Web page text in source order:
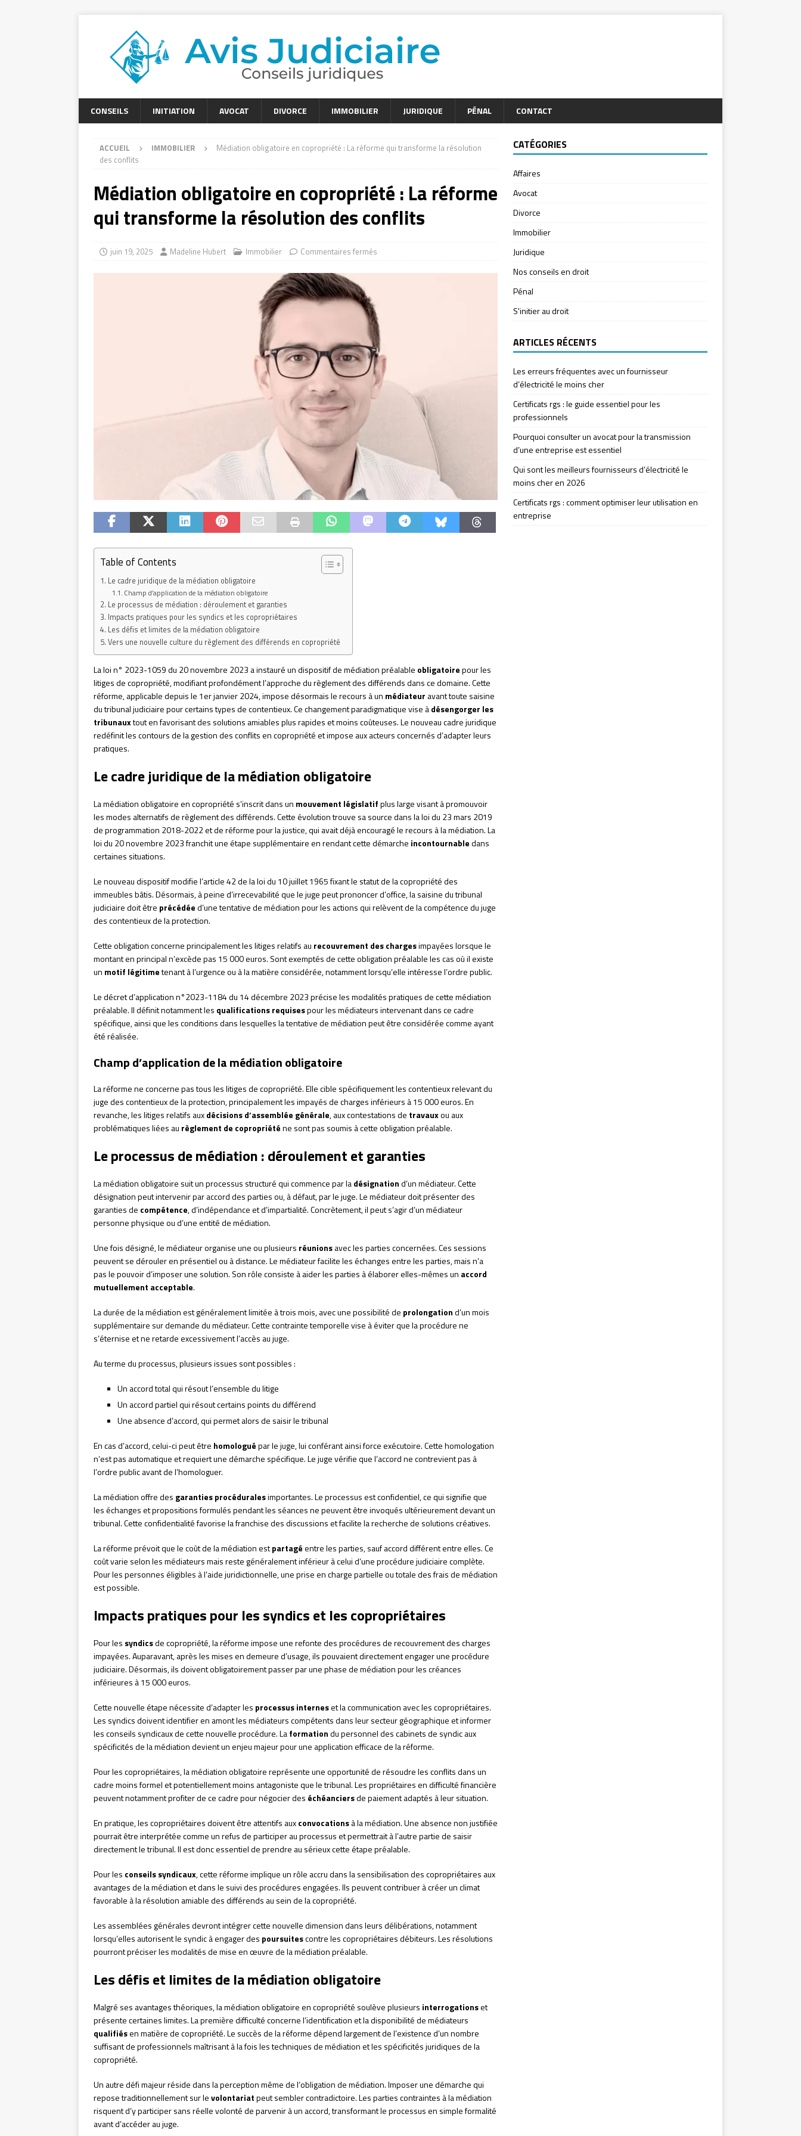
CONSEILS INITIATION AVOCAT DIVORCE IMMOBILIER JURIDIQUE PÉNAL CONTACT
ACCUEIL IMMOBILIER
Médiation obligatoire en copropriété : La réforme qui transforme la résolution
des conflits
Médiation obligatoire en copropriété : La réforme
qui transforme la résolution des conflits
juin 19, 2025 Madeline Hubert Immobilier Commentaires fermés
Table of Contents
Le cadre juridique de la médiation obligatoire
Champ d’application de la médiation obligatoire
Le processus de médiation : déroulement et garanties
Impacts pratiques pour les syndics et les copropriétaires
Les défis et limites de la médiation obligatoire
Vers une nouvelle culture du règlement des différends en copropriété
La loi n° 2023-1059 du 20 novembre 2023 a instauré un dispositif de médiation préalable obligatoirepour les
litiges de copropriété, modifiant profondément l’approche du règlement des différends dans ce domaine. Cette
réforme, applicable depuis le 1er janvier 2024, impose désormais le recours à un médiateur avant toute saisine
du tribunal judiciaire pour certains types de contentieux. Ce changement paradigmatique vise àdésengorger les
tribunauxtout en favorisant des solutions amiables plus rapides et moins coûteuses. Le nouveau cadre juridique
redéfinit les contours de la gestion des conflits en copropriété et impose aux acteurs concernés d’adapter leurs
pratiques.
Le cadre juridique de la médiation obligatoire
La médiation obligatoire en copropriété s’inscrit dans un mouvement législatifplus large visant à promouvoir
les modes alternatifs de règlement des différends. Cette évolution trouve sa source dans la loi du 23 mars 2019
de programmation 2018-2022 et de réforme pour la justice, qui avait déjà encouragé le recours à la médiation. La
loi du 20 novembre 2023 franchit une étape supplémentaire en rendant cette démarche incontournabledans
certaines situations.
Le nouveau dispositif modifie l’article 42 de la loi du 10 juillet 1965 fixant le statut de la copropriété des
immeubles bâtis. Désormais, à peine d’irrecevabilité que le juge peut prononcer d’office, la saisine du tribunal
judiciaire doit être précédéed’une tentative de médiation pour les actions qui relèvent de la compétence du juge
des contentieux de la protection.
Cette obligation concerne principalement les litiges relatifs au recouvrement des chargesimpayées lorsque le
montant en principal n’excède pas 15 000 euros. Sont exemptés de cette obligation préalable les cas où il existe
un motif légitimetenant à l’urgence ou à la matière considérée, notamment lorsqu’elle intéresse l’ordre public.
Le décret d’application n°2023-1184 du 14 décembre 2023 précise les modalités pratiques de cette médiation
préalable. Il définit notamment les qualifications requisespour les médiateurs intervenant dans ce cadre
spécifique, ainsi que les conditions dans lesquelles la tentative de médiation peut être considérée comme ayant
été réalisée.
Champ d’application de la médiation obligatoire
La réforme ne concerne pas tous les litiges de copropriété. Elle cible spécifiquement les contentieux relevant du
juge des contentieux de la protection, principalement les impayés de charges inférieurs à 15 000 euros. En
revanche, les litiges relatifs auxdécisions d’assemblée générale, aux contestations de travauxou aux
problématiques liées au règlement de copropriéténe sont pas soumis à cette obligation préalable.
Le processus de médiation : déroulement et garanties
La médiation obligatoire suit un processus structuré qui commence par ladésignationd’un médiateur. Cette
désignation peut intervenir par accord des parties ou, à défaut, par le juge. Le médiateur doit présenter des
garanties de compétence, d’indépendance et d’impartialité. Concrètement, il peut s’agir d’un médiateur
personne physique ou d’une entité de médiation.
Une fois désigné, le médiateur organise une ou plusieurs réunionsavec les parties concernées. Ces sessions
peuvent se dérouler en présentiel ou à distance. Le médiateur facilite les échanges entre les parties, mais n’a
pas le pouvoir d’imposer une solution. Son rôle consiste à aider les parties à élaborer elles-mêmes un accord
mutuellement acceptable.
La durée de la médiation est généralement limitée à trois mois, avec une possibilité de prolongationd’un mois
supplémentaire sur demande du médiateur. Cette contrainte temporelle vise à éviter que la procédure ne
s’éternise et ne retarde excessivement l’accès au juge.
Au terme du processus, plusieurs issues sont possibles :
Un accord total qui résout l’ensemble du litige
Un accord partiel qui résout certains points du différend
Une absence d’accord, qui permet alors de saisir le tribunal
En cas d’accord, celui-ci peut être homologuépar le juge, lui conférant ainsi force exécutoire. Cette homologation
n’est pas automatique et requiert une démarche spécifique. Le juge vérifie que l’accord ne contrevient pas à
l’ordre public avant de l’homologuer.
La médiation offre des garanties procéduralesimportantes. Le processus est confidentiel, ce qui signifie que
les échanges et propositions formulés pendant les séances ne peuvent être invoqués ultérieurement devant un
tribunal. Cette confidentialité favorise la franchise des discussions et facilite la recherche de solutions créatives.
La réforme prévoit que le coût de la médiation estpartagéentre les parties, sauf accord différent entre elles. Ce
coût varie selon les médiateurs mais reste généralement inférieur à celui d’une procédure judiciaire complète.
Pour les personnes éligibles à l’aide juridictionnelle, une prise en charge partielle ou totale des frais de médiation
est possible.
Impacts pratiques pour les syndics et les copropriétaires
Pour les syndicsde copropriété, la réforme impose une refonte des procédures de recouvrement des charges
impayées. Auparavant, après les mises en demeure d’usage, ils pouvaient directement engager une procédure
judiciaire. Désormais, ils doivent obligatoirement passer par une phase de médiation pour les créances
inférieures à 15 000 euros.
Cette nouvelle étape nécessite d’adapter les processus interneset la communication avec les copropriétaires.
Les syndics doivent identifier en amont les médiateurs compétents dans leur secteur géographique et informer
les conseils syndicaux de cette nouvelle procédure. Laformationdu personnel des cabinets de syndic aux
spécificités de la médiation devient un enjeu majeur pour une application efficace de la réforme.
Pour les copropriétaires, la médiation obligatoire représente une opportunité de résoudre les conflits dans un
cadre moins formel et potentiellement moins antagoniste que le tribunal. Les propriétaires en difficulté financière
peuvent notamment profiter de ce cadre pour négocier des échéanciersde paiement adaptés à leur situation.
En pratique, les copropriétaires doivent être attentifs auxconvocationsà la médiation. Une absence non justifiée
pourrait être interprétée comme un refus de participer au processus et permettrait à l’autre partie de saisir
directement le tribunal. Il est donc essentiel de prendre au sérieux cette étape préalable.
Pour les conseils syndicaux, cette réforme implique un rôle accru dans la sensibilisation des copropriétaires aux
avantages de la médiation et dans le suivi des procédures engagées. Ils peuvent contribuer à créer un climat
favorable à la résolution amiable des différends au sein de la copropriété.
Les assemblées générales devront intégrer cette nouvelle dimension dans leurs délibérations, notamment
lorsqu’elles autorisent le syndic à engager des poursuitescontre les copropriétaires débiteurs. Les résolutions
pourront préciser les modalités de mise en œuvre de la médiation préalable.
Les défis et limites de la médiation obligatoire
Malgré ses avantages théoriques, la médiation obligatoire en copropriété soulève plusieurs interrogationset
présente certaines limites. La première difficulté concerne l’identification et la disponibilité de médiateurs
qualifiésen matière de copropriété. Le succès de la réforme dépend largement de l’existence d’un nombre
suffisant de professionnels maîtrisant à la fois les techniques de médiation et les spécificités juridiques de la
copropriété.
Un autre défi majeur réside dans la perception même de l’obligation de médiation. Imposer une démarche qui
repose traditionnellement sur levolontariatpeut sembler contradictoire. Les parties contraintes à la médiation
risquent d’y participer sans réelle volonté de parvenir à un accord, transformant le processus en simple formalité
avant d’accéder au juge.
CATÉGORIES
Affaires
Avocat
Divorce
Immobilier
Juridique
Nos conseils en droit
Pénal
S'initier au droit
ARTICLES RÉCENTS
Les erreurs fréquentes avec un fournisseur
d’électricité le moins cher
Certificats rgs : le guide essentiel pour les
professionnels
Pourquoi consulter un avocat pour la transmission
d’une entreprise est essentiel
Qui sont les meilleurs fournisseurs d’électricité le
moins cher en 2026
Certificats rgs : comment optimiser leur utilisation en
entreprise